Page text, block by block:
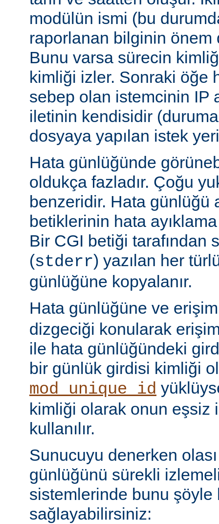
modülün ismi (bu
raporlanan bilginin önem
Bunu varsa sürecin
kimliği izler. Sonraki öğe
sebep olan istemcinin IP
iletinin kendisidir (duruma
dosyaya yapılan istek
Hata günlüğünde
oldukça fazladır. Çoğu
benzeridir. Hata günlüğü
betiklerinin hata ayıklama
Bir CGI betiği tarafından
(stderr) yazılan her
günlüğüne kopyalanır.
Hata günlüğüne ve
dizgeciği konularak
ile hata günlüğündeki
bir günlük girdisi kimliği
mod_unique_id
kimliği olarak onun eşsiz
kullanılır.
Sunucuyu denerken
günlüğünü sürekli
sistemlerinde bunu şöyle
sağlayabilirsiniz: